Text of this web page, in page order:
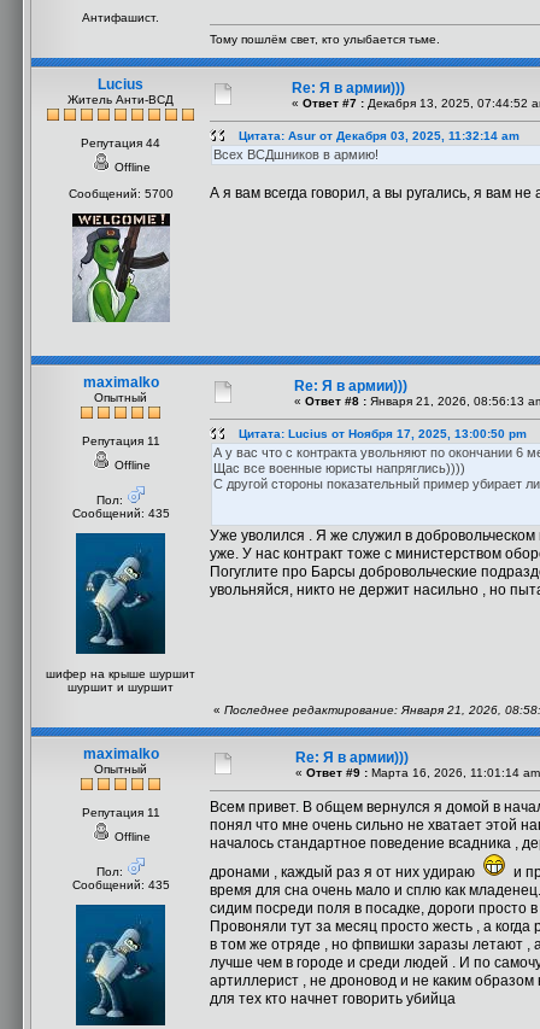
Антифашист.
Тому пошлём свет, кто улыбается тьме.
Lucius
Житель Анти-ВСД
Репутация 44
Offline
Сообщений: 5700
Re: Я в армии)))
« Ответ #7 : Декабря 13, 2025, 07:44:52
Цитата: Asur от Декабря 03, 2025, 11:32:14 am
Всех ВСДшников в армию!
А я вам всегда говорил, а вы ругались, я вам не
maximalko
Опытный
Репутация 11
Offline
Пол:
Сообщений: 435
шифер на крыше шуршит
шуршит и шуршит
Re: Я в армии)))
« Ответ #8 : Января 21, 2026, 08:56:13
Цитата: Lucius от Ноября 17, 2025, 13:00:50 pm
А у вас что с контракта увольняют по окончании 6
Щас все военные юристы напряглись))))
С другой стороны показательный пример убирает
Уже уволился . Я же служил в
уже. У нас контракт тоже с министерством
Погуглите про Барсы добровольческие
увольняйся, никто не держит насильно , но
« Последнее редактирование: Января 21, 2026,
maximalko
Опытный
Репутация 11
Offline
Пол:
Сообщений: 435
Re: Я в армии)))
« Ответ #9 : Марта 16, 2026, 11:01:14
Всем привет. В общем вернулся я домой в
понял что мне очень сильно не хватает этой
началось стандартное поведение всадника ,
дронами , каждый раз я от них удираю
и
время для сна очень мало и сплю как
сидим посреди поля в посадке, дороги просто
Провоняли тут за месяц просто жесть , а
в том же отряде , но фпвишки заразы летают ,
лучше чем в городе и среди людей . И по
артиллерист , не дроновод и не каким
для тех кто начнет говорить убийца